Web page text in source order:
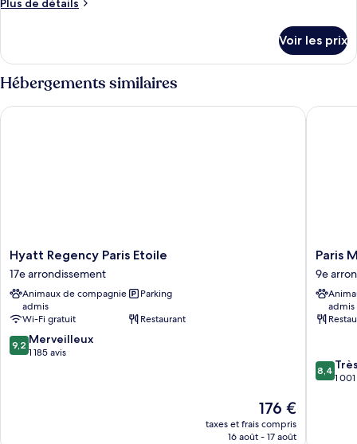
chambre :
Deluxe
Twin
Room
Plus de détails
le
type
de
chambre
Deluxe
Voir les prix
Hébergements similaires
Hyatt
Regency
Paris
Etoile
17e
arrondissement
Hyatt Regency Paris Etoile
17e arrondissement
Animaux de compagnie
admis
Parking
Wi-Fi gratuit
Restaurant
9.2
sur
9,2 Merveilleux
1 185 avis
Le
nouveau
prix
176 €
taxes et frais compris
16 août - 17 août
Hyatt Regency Paris Etoile
Paris
Marriott
Opera
Paris
9e
admis
8.4
sur
8,4
1
Paris